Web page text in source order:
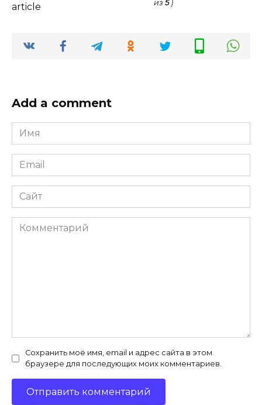
article из 5)
Add a comment
Имя
*
Email
*
Сайт
Комментарий
Сохранить моё имя, email и адрес сайта в этом
браузере для последующих моих комментариев.